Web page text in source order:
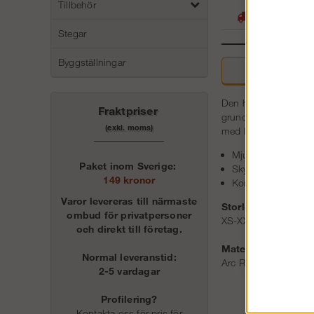
Tillbehör
Stegar
Byggställningar
Fraktpriser
(exkl. moms)
Paket inom Sverige:
149 kronor
Varor levereras till närmaste
ombud för privatpersoner
och direkt till företag.
Normal leveranstid:
2-5 vardagar
Profilering?
Den här bekväma
grundläggande
med långkalsonger
Mjukt och bekvämt
Skyddar mot
Kombinera med
Storlek:
XS-XXXL
Material:
Arc Rating: EBT50,